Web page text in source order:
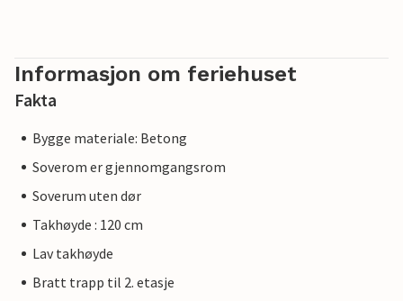
Informasjon om feriehuset
Fakta
Bygge materiale: Betong
Soverom er gjennomgangsrom
Soverum uten dør
Takhøyde : 120 cm
Lav takhøyde
Bratt trapp til 2. etasje